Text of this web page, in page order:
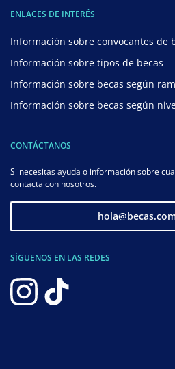
ENLACES DE INTERÉS
Información sobre convocantes de
Información sobre tipos de becas
Información sobre becas según
Información sobre becas según
CONTÁCTANOS
Si necesitas ayuda o información sobre
contacta con nosotros.
SÍGUENOS EN LAS REDES